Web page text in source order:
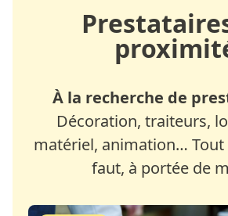
À la recherche de
Décoration, traiteurs,
matériel, animation… Tout
faut, à portée de